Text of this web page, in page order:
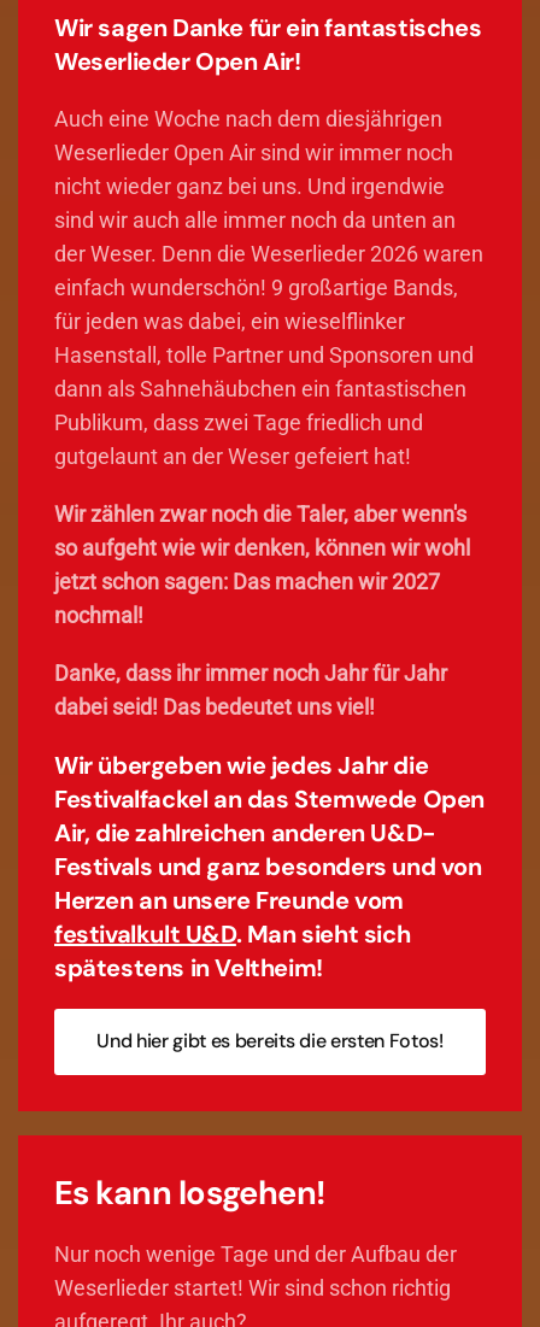
Wir sagen Danke für ein fantastisches
Weserlieder Open Air!
Auch eine Woche nach dem diesjährigen
Weserlieder Open Air sind wir immer noch
nicht wieder ganz bei uns. Und irgendwie
sind wir auch alle immer noch da unten an
der Weser. Denn die Weserlieder 2026 waren
einfach wunderschön! 9 großartige Bands,
für jeden was dabei, ein wieselflinker
Hasenstall, tolle Partner und Sponsoren und
dann als Sahnehäubchen ein fantastischen
Publikum, dass zwei Tage friedlich und
gutgelaunt an der Weser gefeiert hat!
Wir zählen zwar noch die Taler, aber wenn's
so aufgeht wie wir denken, können wir wohl
jetzt schon sagen: Das machen wir 2027
nochmal!
Danke, dass ihr immer noch Jahr für Jahr
dabei seid! Das bedeutet uns viel!
Wir übergeben wie jedes Jahr die
Festivalfackel an das Stemwede Open
Air, die zahlreichen anderen U&D-
Festivals und ganz besonders und von
Herzen an unsere Freunde vom
festivalkult U&D.Man sieht sich
spätestens in Veltheim!
Und hier gibt es bereits die ersten Fotos!
Es kann losgehen!
Nur noch wenige Tage und der Aufbau der
Weserlieder startet! Wir sind schon richtig
aufgeregt. Ihr auch?